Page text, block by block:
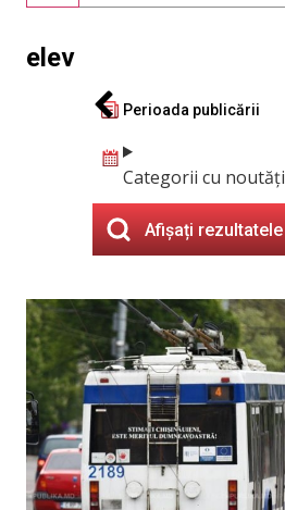
elev
Perioada publicării
Categorii cu noutăți
Afișați rezultatele